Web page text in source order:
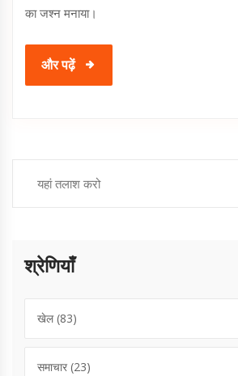
का जश्न मनाया।
और पढ़ें
श्रेणियाँ
खेल(83)
समाचार (23)